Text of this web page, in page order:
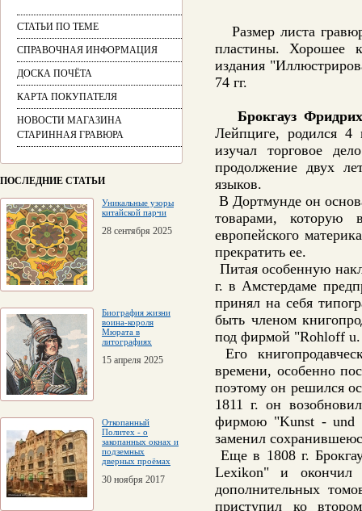
СТАТЬИ ПО ТЕМЕ
СПРАВОЧНАЯ ИНФОРМАЦИЯ
ДОСКА ПОЧЁТА
КАРТА ПОКУПАТЕЛЯ
НОВОСТИ МАГАЗИНА
СТАРИННАЯ ГРАВЮРА
ПОСЛЕДНИЕ СТАТЬИ
Уникальные узоры
китайской парчи
28 сентября 2025
Биография жизни
воина-короля
Мюрата в
литографиях
15 апреля 2025
Откопанный
Политех - о
закопанных окнах и
подземных
дверных проёмах
30 ноября 2017
Размер листа
пластины. Хорошее
издания
74 гг.
Брокгауз
Лейпциге, родился
изучал торговое
продолжение двух
языков.
В Дортмунде он
товарами, которую
европейского
прекратить ее.
Питая особенную
г. в Амстердаме
принял на себя
быть членом
под фирмой "Rohloff
Его
времени, особенно
поэтому он решился
1811 г. он
фирмою "Kunst - und
заменил
Еще в 1808 г.
Lexikon" и окончил
дополнительных
приступил ко